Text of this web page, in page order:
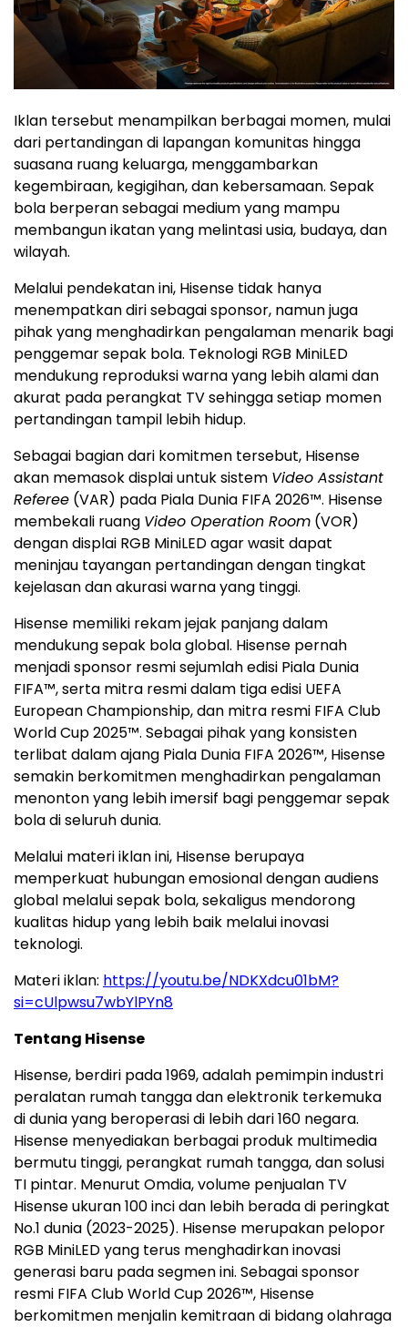
Iklan tersebut menampilkan berbagai momen, mulai
dari pertandingan di lapangan komunitas hingga
suasana ruang keluarga, menggambarkan
kegembiraan, kegigihan, dan kebersamaan. Sepak
bola berperan sebagai medium yang mampu
membangun ikatan yang melintasi usia, budaya, dan
wilayah.
Melalui pendekatan ini, Hisense tidak hanya
menempatkan diri sebagai sponsor, namun juga
pihak yang menghadirkan pengalaman menarik bagi
penggemar sepak bola. Teknologi RGB MiniLED
mendukung reproduksi warna yang lebih alami dan
akurat pada perangkat TV sehingga setiap momen
pertandingan tampil lebih hidup.
Sebagai bagian dari komitmen tersebut, Hisense
akan memasok displai untuk sistem Video Assistant
Referee (VAR) pada Piala Dunia FIFA 2026™. Hisense
membekali ruang Video Operation Room (VOR)
dengan displai RGB MiniLED agar wasit dapat
meninjau tayangan pertandingan dengan tingkat
kejelasan dan akurasi warna yang tinggi.
Hisense memiliki rekam jejak panjang dalam
mendukung sepak bola global. Hisense pernah
menjadi sponsor resmi sejumlah edisi Piala Dunia
FIFA™, serta mitra resmi dalam tiga edisi UEFA
European Championship, dan mitra resmi FIFA Club
World Cup 2025™. Sebagai pihak yang konsisten
terlibat dalam ajang Piala Dunia FIFA 2026™, Hisense
semakin berkomitmen menghadirkan pengalaman
menonton yang lebih imersif bagi penggemar sepak
bola di seluruh dunia.
Melalui materi iklan ini, Hisense berupaya
memperkuat hubungan emosional dengan audiens
global melalui sepak bola, sekaligus mendorong
kualitas hidup yang lebih baik melalui inovasi
teknologi.
Materi iklan: https://youtu.be/NDKXdcu01bM?
si=cUlpwsu7wbYlPYn8
Tentang Hisense
Hisense, berdiri pada 1969, adalah pemimpin industri
peralatan rumah tangga dan elektronik terkemuka
di dunia yang beroperasi di lebih dari 160 negara.
Hisense menyediakan berbagai produk multimedia
bermutu tinggi, perangkat rumah tangga, dan solusi
TI pintar. Menurut Omdia, volume penjualan TV
Hisense ukuran 100 inci dan lebih berada di peringkat
No.1 dunia (2023-2025). Hisense merupakan pelopor
RGB MiniLED yang terus menghadirkan inovasi
generasi baru pada segmen ini. Sebagai sponsor
resmi FIFA Club World Cup 2026™, Hisense
berkomitmen menjalin kemitraan di bidang olahraga